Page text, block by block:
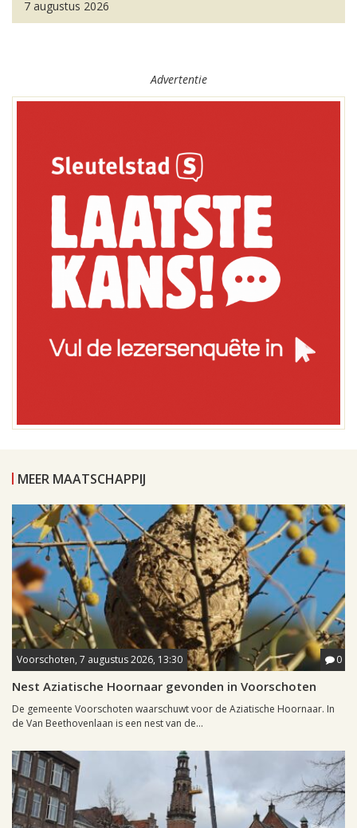
7 augustus 2026
Advertentie
MEER MAATSCHAPPIJ
Voorschoten, 7 augustus 2026, 13:30 0
Nest Aziatische Hoornaar gevonden in Voorschoten
De gemeente Voorschoten waarschuwt voor de Aziatische Hoornaar. In
de Van Beethovenlaan is een nest van de...